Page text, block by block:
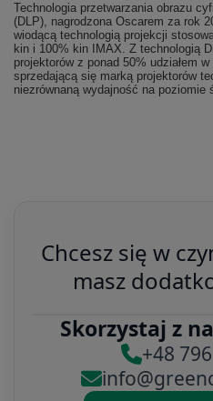
Technologia przetwarzania obrazu
(DLP), nagrodzona Oscarem za rok
wiodącą technologią projekcji
kin i 100% kin IMAX. Z technologią
projektorów z ponad 50% udziałem
sprzedającą się marką projektorów
niezrównaną wydajność na poziomie
Chcesz się w
masz
Skorzystaj z
+48